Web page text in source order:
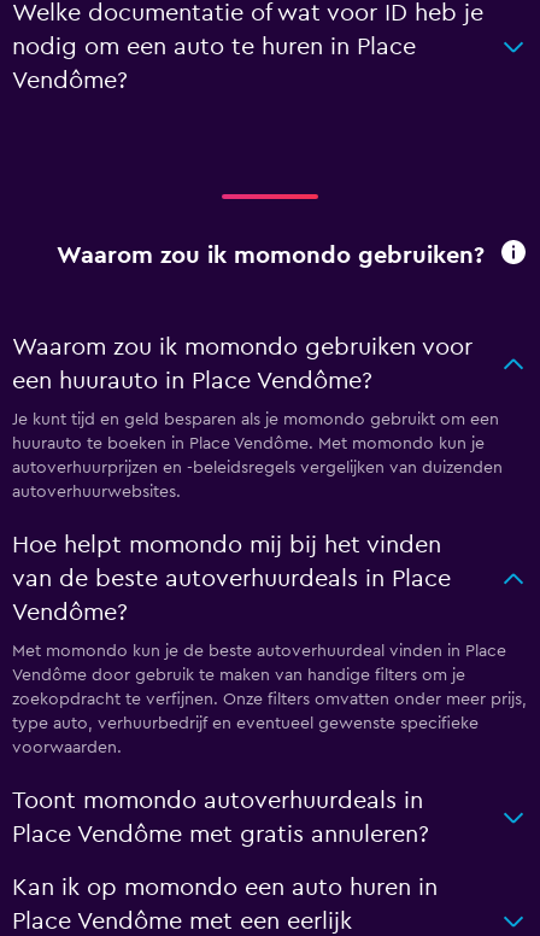
Welke documentatie of wat voor ID heb je
nodig om een auto te huren in Place
Vendôme?
Waarom zou ik momondo gebruiken?
Waarom zou ik momondo gebruiken voor
een huurauto in Place Vendôme?
Je kunt tijd en geld besparen als je momondo gebruikt om een
huurauto te boeken in Place Vendôme. Met momondo kun je
autoverhuurprijzen en -beleidsregels vergelijken van duizenden
autoverhuurwebsites.
Hoe helpt momondo mij bij het vinden
van de beste autoverhuurdeals in Place
Vendôme?
Met momondo kun je de beste autoverhuurdeal vinden in Place
Vendôme door gebruik te maken van handige filters om je
zoekopdracht te verfijnen. Onze filters omvatten onder meer prijs,
type auto, verhuurbedrijf en eventueel gewenste specifieke
voorwaarden.
Toont momondo autoverhuurdeals in
Place Vendôme met gratis annuleren?
Kan ik op momondo een auto huren in
Place Vendôme met een eerlijk